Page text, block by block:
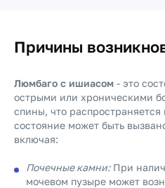
Причины
Люмбаго с ишиасом - это
острыми или хроническими
спины, что
состояние может быть
включая:
Почечные камни:При
мочевом пузыре может